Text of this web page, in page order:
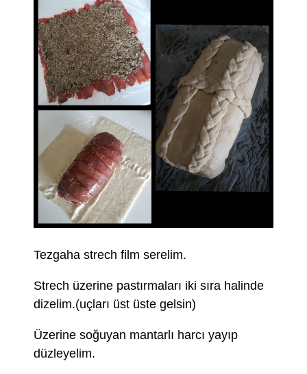
Tezgaha strech film serelim.
Strech üzerine pastırmaları iki sıra halinde
dizelim.(uçları üst üste gelsin)
Üzerine soğuyan mantarlı harcı yayıp
düzleyelim.